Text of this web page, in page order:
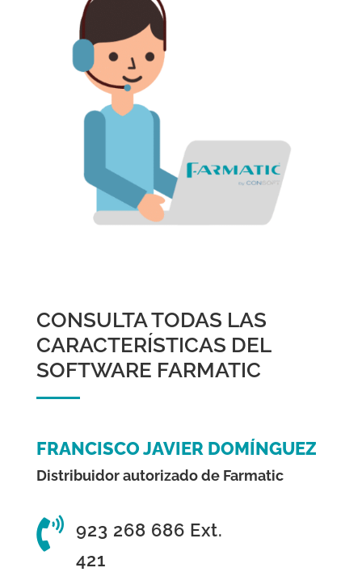
CONSULTA TODAS LAS
CARACTERÍSTICAS DEL
SOFTWARE FARMATIC
FRANCISCO JAVIER DOMÍNGUEZ
Distribuidor autorizado de Farmatic
 923 268 686 Ext.
421